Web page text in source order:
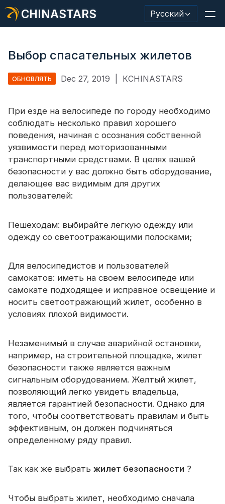
CHINASTARS Русский
Светоотражающий материал/лента
Модная светоотражающая ткань
Защитная одежда
Светящийся в темноте материал
Промышленная отделка для мытья
О КИНАССТАРС
Сертификат
Видео
Выбор спасательных жилетов
ОБНОВЛЯТЬ Dec 27, 2019 КCHINASTARS
При езде на велосипеде по городу необходимо
соблюдать несколько правил хорошего
поведения, начиная с осознания собственной
уязвимости перед моторизованными
транспортными средствами. В целях вашей
безопасности у вас должно быть оборудование,
делающее вас видимым для других
пользователей:
Пешеходам: выбирайте легкую одежду или
одежду со светоотражающими полосками;
Для велосипедистов и пользователей
самокатов: иметь на своем велосипеде или
самокате подходящее и исправное освещение и
носить светоотражающий жилет, особенно в
условиях плохой видимости.
Незаменимый в случае аварийной остановки,
например, на строительной площадке, жилет
безопасности также является важным
сигнальным оборудованием. Желтый жилет,
позволяющий легко увидеть владельца,
является гарантией безопасности. Однако для
того, чтобы соответствовать правилам и быть
эффективным, он должен подчиняться
определенному ряду правил.
Так как же выбрать жилет безопасности ?
Чтобы выбрать жилет, необходимо сначала